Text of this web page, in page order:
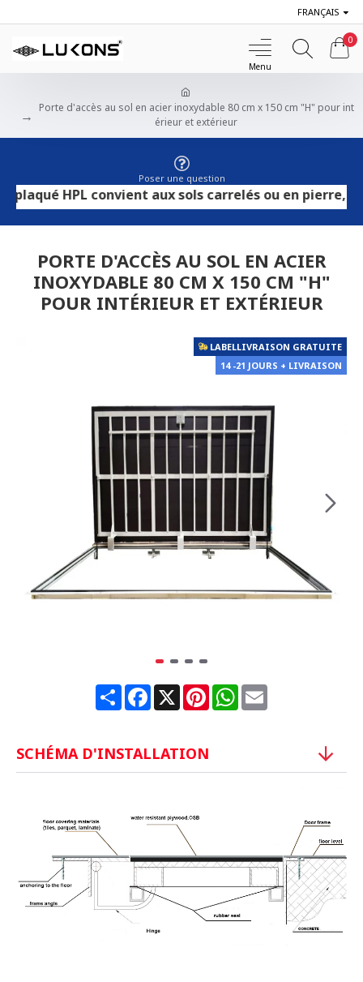
FRANÇAIS
0
Porte d'accès au sol en acier inoxydable 80 cm x 150 cm "H" pour int
érieur et extérieur
Poser une question
convient aux sols carrelés ou en pierre, tandis
PORTE D'ACCÈS AU SOL EN ACIER
INOXYDABLE 80 CM X 150 CM "H"
POUR INTÉRIEUR ET EXTÉRIEUR
LABELLIVRAISON GRATUITE
14 -21 JOURS + LIVRAISON
ShareFacebook
X PinterestWhatsApp
Email
SCHÉMA D'INSTALLATION